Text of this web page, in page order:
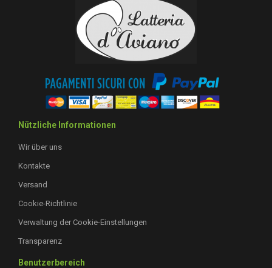
Nützliche Informationen
Wir über uns
Kontakte
Versand
Cookie-Richtlinie
Verwaltung der Cookie-Einstellungen
Transparenz
Benutzerbereich